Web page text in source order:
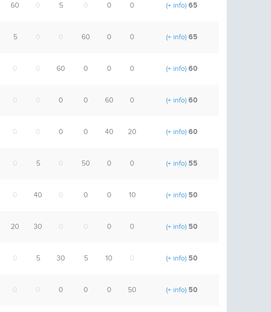
60 0 5 0 0 0 (+ info) 65
5 0 0 60 0 0 (+ info) 65
0 0 60 0 0 0 (+ info) 60
0 0 0 0 60 0 (+ info) 60
0 0 0 0 40 20 (+ info) 60
0 5 0 50 0 0 (+ info) 55
0 40 0 0 0 10 (+ info) 50
20 30 0 0 0 0 (+ info) 50
0 5 30 5 10 0 (+ info) 50
0 0 0 0 0 50 (+ info) 50